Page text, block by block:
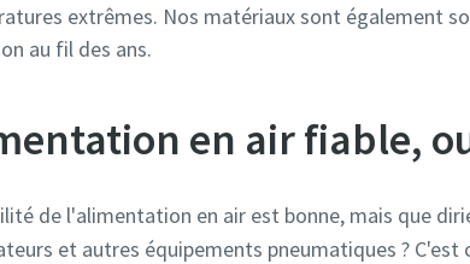
extrêmes. Nos matériaux sont également
au fil des ans.
en air fiable,
de l'alimentation en air est bonne, mais que
et autres équipements pneumatiques ?